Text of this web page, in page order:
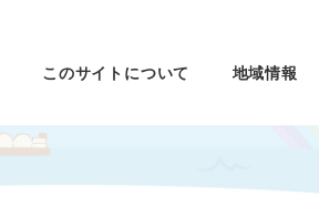
このサイトについて 地域情報